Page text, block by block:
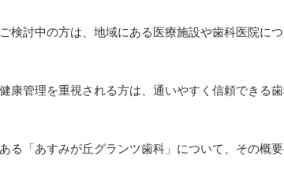
検討中の方は、地域にある医療施設や歯科医院に
康管理を重視される方は、通いやすく信頼できる
る「あすみが丘グランツ歯科」について、その概